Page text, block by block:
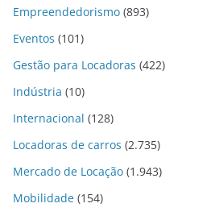
Empreendedorismo (893)
Eventos (101)
Gestão para Locadoras (422)
Indústria (10)
Internacional (128)
Locadoras de carros (2.735)
Mercado de Locação (1.943)
Mobilidade (154)